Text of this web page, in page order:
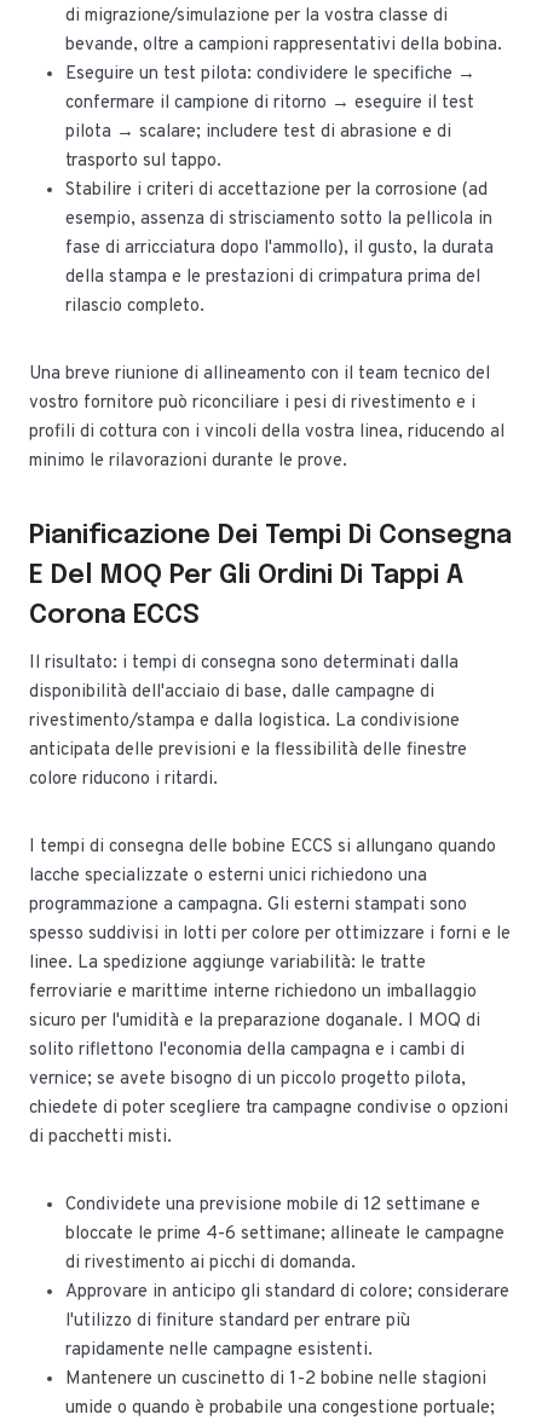
di migrazione/simulazione per la vostra classe di
bevande, oltre a campioni rappresentativi della bobina.
Eseguire un test pilota: condividere le specifiche →
confermare il campione di ritorno → eseguire il test
pilota → scalare; includere test di abrasione e di
trasporto sul tappo.
Stabilire i criteri di accettazione per la corrosione (ad
esempio, assenza di strisciamento sotto la pellicola in
fase di arricciatura dopo l'ammollo), il gusto, la durata
della stampa e le prestazioni di crimpatura prima del
rilascio completo.
Una breve riunione di allineamento con il team tecnico del
vostro fornitore può riconciliare i pesi di rivestimento e i
profili di cottura con i vincoli della vostra linea, riducendo al
minimo le rilavorazioni durante le prove.
Pianificazione Dei Tempi Di Consegna
E Del MOQ Per Gli Ordini Di Tappi A
Corona ECCS
Il risultato: i tempi di consegna sono determinati dalla
disponibilità dell'acciaio di base, dalle campagne di
rivestimento/stampa e dalla logistica. La condivisione
anticipata delle previsioni e la flessibilità delle finestre
colore riducono i ritardi.
I tempi di consegna delle bobine ECCS si allungano quando
lacche specializzate o esterni unici richiedono una
programmazione a campagna. Gli esterni stampati sono
spesso suddivisi in lotti per colore per ottimizzare i forni e le
linee. La spedizione aggiunge variabilità: le tratte
ferroviarie e marittime interne richiedono un imballaggio
sicuro per l'umidità e la preparazione doganale. I MOQ di
solito riflettono l'economia della campagna e i cambi di
vernice; se avete bisogno di un piccolo progetto pilota,
chiedete di poter scegliere tra campagne condivise o opzioni
di pacchetti misti.
Condividete una previsione mobile di 12 settimane e
bloccate le prime 4-6 settimane; allineate le campagne
di rivestimento ai picchi di domanda.
Approvare in anticipo gli standard di colore; considerare
l'utilizzo di finiture standard per entrare più
rapidamente nelle campagne esistenti.
Mantenere un cuscinetto di 1-2 bobine nelle stagioni
umide o quando è probabile una congestione portuale;